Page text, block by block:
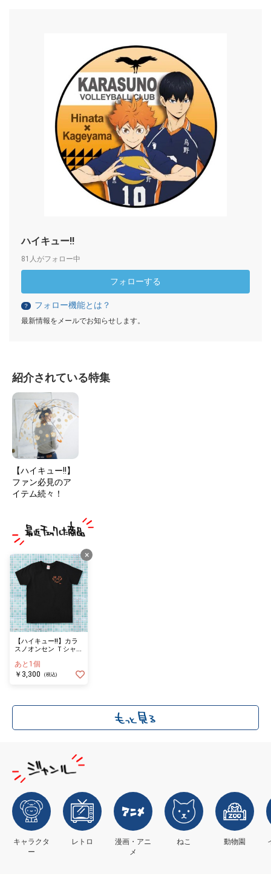
ハイキュー!!
81人がフォロー中
フォローする
？ フォロー機能とは？
最新情報をメールでお知らせします。
紹介されている特集
【ハイキュー!!】
ファン必見のア
イテム続々！
×
【ハイキュー!!】カラ
スノオンセン Ｔシャツ
あと1個
￥3,300
(税込)
キャラクタ
ー
レトロ
漫画・アニ
メ
ねこ 動物園